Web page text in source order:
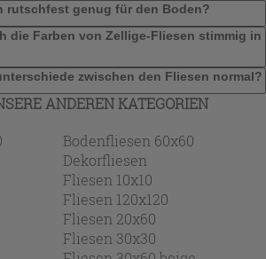
rutschfest genug für den Boden?
die Farben von Zellige-Fliesen stimmig in
zwischen den Fliesen normal?
ANDEREN KATEGORIEN
Bodenfliesen 60x60
Dekorfliesen
Fliesen 10x10
Fliesen 120x120
Fliesen 20x60
Fliesen 30x30